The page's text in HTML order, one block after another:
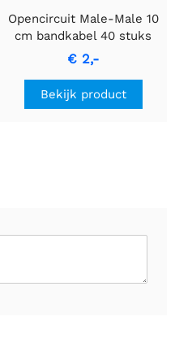
Opencircuit Male-Male 10
cm bandkabel 40 stuks
€ 2,-
Bekijk product